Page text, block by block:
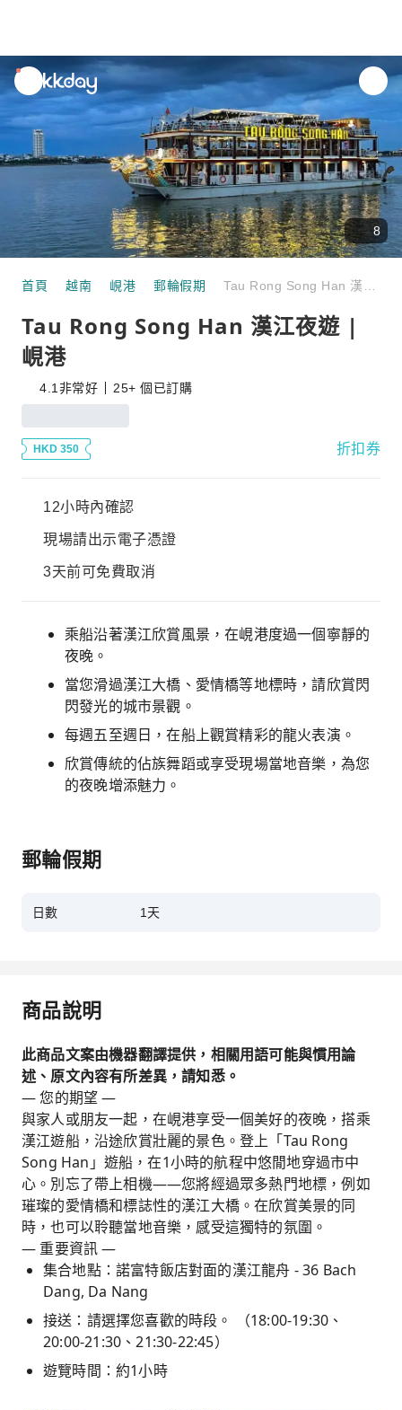
unread
notifications
8
首頁 越南 峴港 郵輪假期
Tau Rong Song Han 漢江夜遊 |
峴港
4.1 非常好 25+ 個已訂購
HKD 350 折扣券
12小時內確認
現場請出示電子憑證
3天前可免費取消
乘船沿著漢江欣賞風景，在峴港度過一個寧靜的
夜晚。
當您滑過漢江大橋、愛情橋等地標時，請欣賞閃
閃發光的城市景觀。
每週五至週日，在船上觀賞精彩的龍火表演。
欣賞傳統的佔族舞蹈或享受現場當地音樂，為您
的夜晚增添魅力。
郵輪假期
日數 1天
商品說明
此商品文案由機器翻譯提供，相關用語可能與慣用論
述、原文內容有所差異，請知悉。
— 您的期望 —
與家人或朋友一起，在峴港享受一個美好的夜晚，搭乘
漢江遊船，沿途欣賞壯麗的景色。登上「Tau Rong
Song Han」遊船，在1小時的航程中悠閒地穿過市中
心。別忘了帶上相機——您將經過眾多熱門地標，例如
璀璨的愛情橋和標誌性的漢江大橋。在欣賞美景的同
時，也可以聆聽當地音樂，感受這獨特的氛圍。
— 重要資訊 —
集合地點：諾富特飯店對面的漢江龍舟 - 36 Bach
Dang, Da Nang
接送：請選擇您喜歡的時段。 （18:00-19:30、
20:00-21:30、21:30-22:45）
遊覽時間：約1小時